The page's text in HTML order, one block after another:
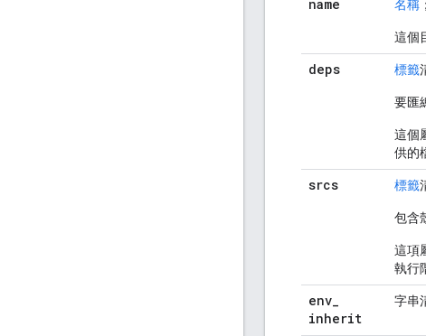
name 名稱
這個
deps 標籤
要匯
這個
供的
srcs 標籤
包含
這項
執行
env_
inherit
字串